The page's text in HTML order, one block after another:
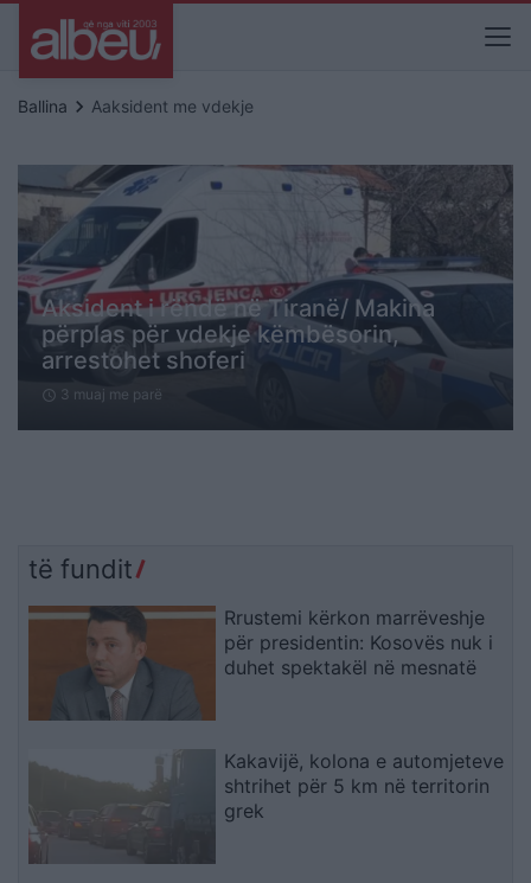
Ballina keyboard_arrow_right Aaksident me vdekje
Aksident i rëndë në Tiranë/ Makina
përplas për vdekje këmbësorin,
arrestohet shoferi
schedule 3 muaj me parë
të fundit
Rrustemi kërkon marrëveshje
për presidentin: Kosovës nuk i
duhet spektakël në mesnatë
Kakavijë, kolona e automjeteve
shtrihet për 5 km në territorin
grek